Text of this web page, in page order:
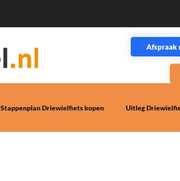
Afspraak
Stappenplan Driewielfiets kopen Uitleg